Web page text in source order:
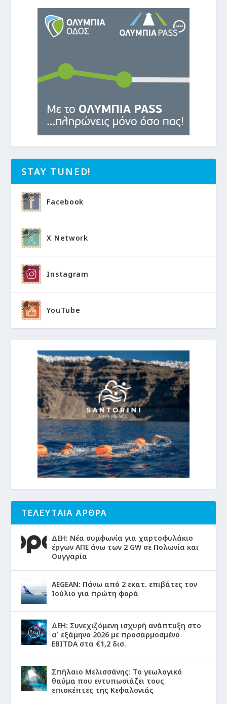
STAY TUNED!
Facebook
X Network
Instagram
YouTube
ΤΕΛΕΥΤΑΙΑ ΑΡΘΡΑ
ΔΕΗ: Νέα συμφωνία για χαρτοφυλάκιο
έργων ΑΠΕ άνω των 2 GW σε Πολωνία και
Ουγγαρία
AEGEAN: Πάνω από 2 εκατ. επιβάτες τον
Ιούλιο για πρώτη φορά
ΔΕΗ: Συνεχιζόμενη ισχυρή ανάπτυξη στο
α΄ εξάμηνο 2026 με προσαρμοσμένο
EBITDA στα €1,2 δισ.
Σπήλαιο Μελισσάνης: Το γεωλογικό
θαύμα που εντυπωσιάζει τους
επισκέπτες της Κεφαλονιάς